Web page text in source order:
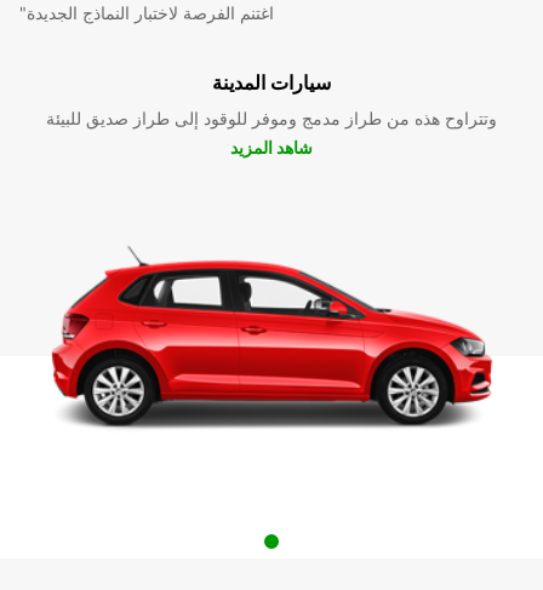
"اغتنم الفرصة لاختبار النماذج الجديدة
سيارات المدينة
وتتراوح هذه من طراز مدمج وموفر للوقود إلى طراز صديق للبيئة
شاهد المزيد